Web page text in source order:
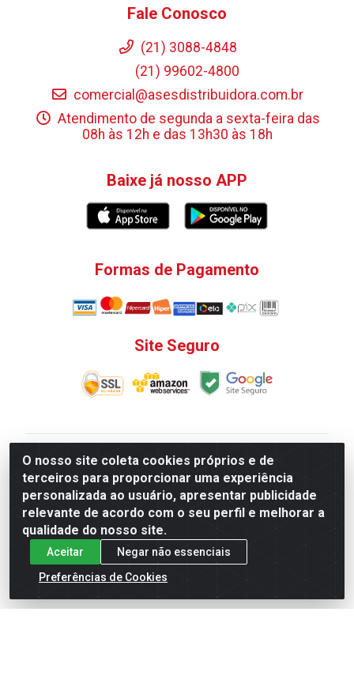
O nosso site coleta cookies próprios e de
terceiros para proporcionar uma experiência
personalizada ao usuário, apresentar publicidade
relevante de acordo com o seu perfil e melhorar a
qualidade do nosso site.
Aceitar
Negar não essenciais
Preferências de Cookies
Fale Conosco
(21) 3088-4848
(21) 99602-4800
comercial@asesdistribuidora.com.br
Atendimento de segunda a sexta-feira das
08h às 12h e das 13h30 às 18h
Baixe já nosso APP
Formas de Pagamento
Site Seguro
V. C. Ferragens LTDA - Rua do Matoso, 132 - Praça da
Bandeira, Rio de Janeiro/ RJ - CEP 20.270-135 - CNPJ
12.324.723/0001-25
Todas as regras de promoções, descontos, preços e
prazos de pagamento e entrega expostos aqui são
válidos apenas para compras via internet. Preços e
estoque sujeito a alterações sem aviso prévio.